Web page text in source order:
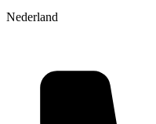
Nederland